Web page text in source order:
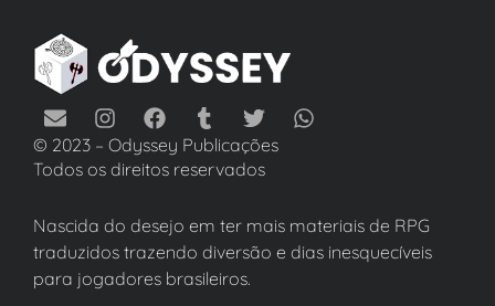
© 2023 – Odyssey Publicações
Todos os direitos reservados
Nascida do desejo em ter mais materiais de RPG
traduzidos trazendo diversão e dias inesquecíveis
para jogadores brasileiros.